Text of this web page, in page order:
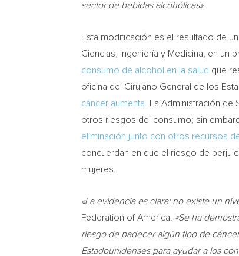
sector de bebidas alcohólicas».
Esta modificación es el resultado de
Ciencias, Ingeniería y Medicina, en
consumo de alcohol en la salud que
oficina del Cirujano General de los
cáncer aumenta . La Administración
otros riesgos del consumo; sin
eliminación junto con otros recursos
concuerdan en que el riesgo de
mujeres.
«La evidencia es clara: no existe un
Federation of America. «Se ha
riesgo de padecer algún tipo de
Estadounidenses para ayudar a los